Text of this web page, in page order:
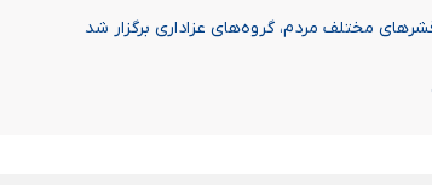
مختلف مردم، گروه‌های عزاداری برگزار شد